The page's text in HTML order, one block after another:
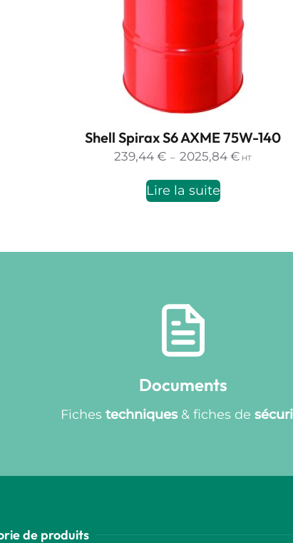
Shell Spirax S6 AXME 75W-140
239,44€ – 2025,84€Plage
HT
Lire la suite
Documents
Fiches techniques& fiches de
de produits